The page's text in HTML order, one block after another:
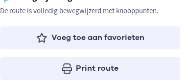
De route is volledig bewegwijzerd met knooppunten.
Voeg toe aan favorieten
Print route